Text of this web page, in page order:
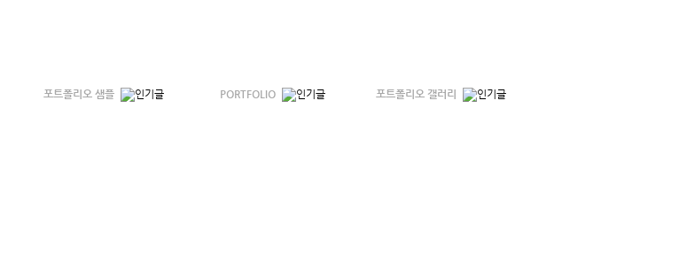
포트폴리오 샘플 PORTFOLIO 포트폴리오 갤러리